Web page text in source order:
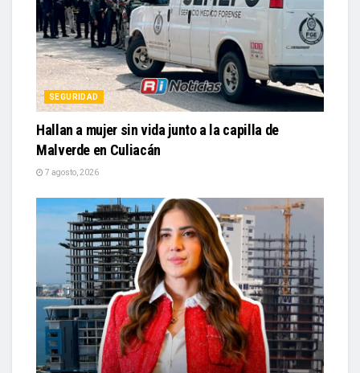
SEGURIDAD
Hallan a mujer sin vida junto a la capilla de
Malverde en Culiacán
7 agosto, 2026